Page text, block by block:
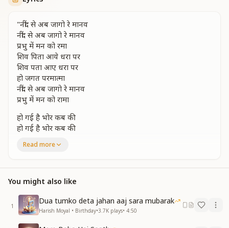
"नींद से अब जागो रे मानव
नींद से अब जागो रे मानव
प्रभु में मन को रमा
शिव पिता आये धरा पर
शिव पता आए धरा पर
हो जगत परमात्मा
नींद से अब जागो रे मानव
प्रभु में मन को रामा
हो गई है भोर कब की
हो गई है भोर कब की
ज्ञान का सूरज उगा
जा रहे हर श्वास विरथा
योग प्रभु से तू लगा
नींद से अब जागो रे मानव
प्रभु में मन को रमा
नींद से अब जागो रे मानव
प्रभु में मन को रामा
Read more
You might also like
1
Dua tumko deta jahan aaj sara mubarak
Harish Moyal • Birthday•3.7K plays• 4:50